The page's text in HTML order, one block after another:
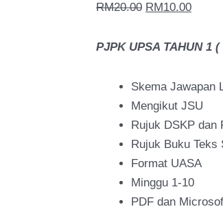
RM20.00 RM10.00
PJPK UPSA TAHUN 1
Skema Jawapan
Mengikut JSU
Rujuk DSKP dan
Rujuk Buku Teks
Format UASA
Minggu 1-10
PDF dan
-
Sahaja)